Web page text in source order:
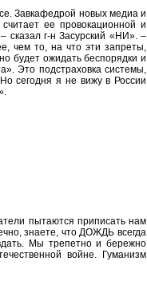
Завкафедрой новых медиа и
ее провокационной и
сказал г-н Засурский «НИ». –
чем то, на что эти запреты,
будет ожидать беспорядки и
Это подстраховка системы,
сегодня я не вижу в России
пытаются приписать нам
знаете, что ДОЖДЬ всегда
Мы трепетно и бережно
войне. Гуманизм